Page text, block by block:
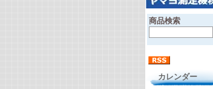
商品検索
カレンダー